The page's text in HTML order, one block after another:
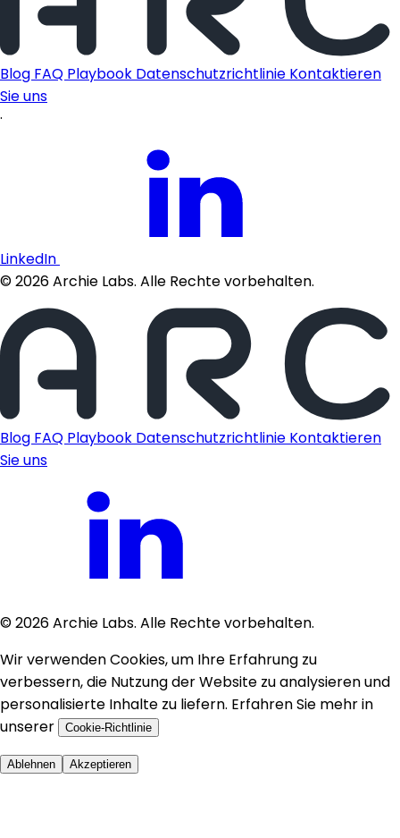
Blog FAQ Playbook Datenschutzrichtlinie Kontaktieren
Sie uns
·
LinkedIn
©2026Archie Labs. Alle Rechte vorbehalten.
Blog FAQ Playbook Datenschutzrichtlinie Kontaktieren
Sie uns
©2026Archie Labs. Alle Rechte vorbehalten.
Wir verwenden Cookies, um Ihre Erfahrung zu
verbessern, die Nutzung der Website zu analysieren und
personalisierte Inhalte zu liefern. Erfahren Sie mehr in
unserer
Cookie-Richtlinie
Ablehnen Akzeptieren